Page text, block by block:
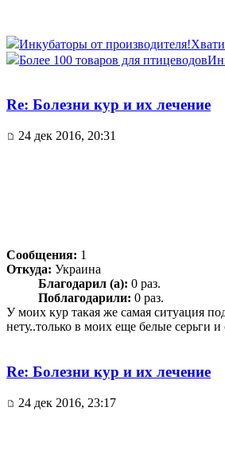
Инкубаторы от производителя!
Более 100 товаров для птицеводов
Re: Болезни кур и их лечение
24 дек 2016, 20:31
Сообщения: 1
Откуда: Украина
Благодарил (а): 0 раз.
Поблагодарили: 0 раз.
У моих кур такая же самая ситуация
нету..только в моих еще белые серьги
Re: Болезни кур и их лечение
24 дек 2016, 23:17